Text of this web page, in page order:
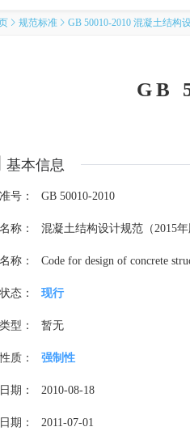
规范标准 GB 50010-2010 混凝土结构
GB
基本信息
号： GB 50010-2010
名称： 混凝土结构设计规范（2015年
称： Code for design of concrete
状态： 现行
类型： 暂无
性质： 强制性
期： 2010-08-18
期： 2011-07-01